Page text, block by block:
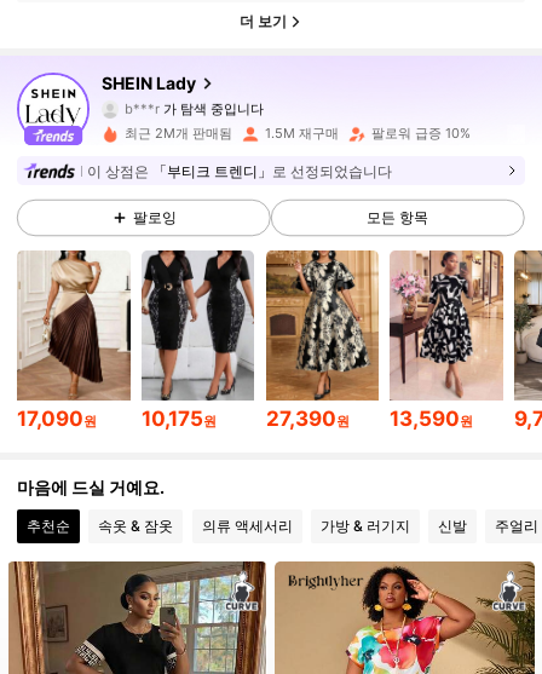
더 보기
SHEIN Lady
b***r가 탐색 중입니다
4.87
603K 팔로워
4.87 603K 팔로워
4.87 603K 팔로워
4.87 603K 팔로워
4.87 603K 팔로워
4.87 603K 팔로워
4.87 603K 팔로워
4.87 603K 팔로워
603K 팔로워
최근 2M개 판매됨 1.5M 재구매 팔로워 급증 10%
이 상점은 「부티크 트렌디」 로 선정되었습니다
팔로잉 모든 항목
17,090원 10,175원 27,390원 13,590원
마음에 드실 거예요.
추천순 속옷 & 잠옷 의류 액세서리 가방 & 러기지 신발 주얼